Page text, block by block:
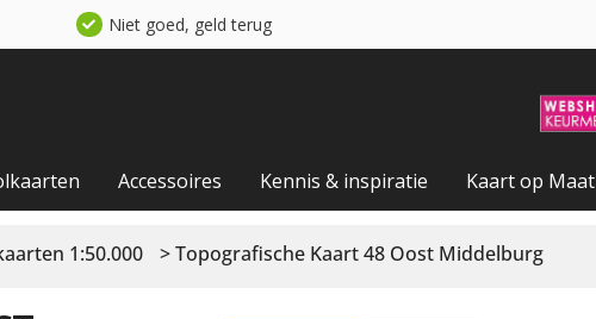
Niet goed, geld terug
Accessoires Kennis & inspiratie Kaart op Maat
1:50.000 > Topografische Kaart 48 Oost Middelburg